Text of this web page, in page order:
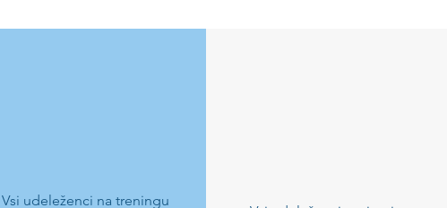
Vsi udeleženci na treningu